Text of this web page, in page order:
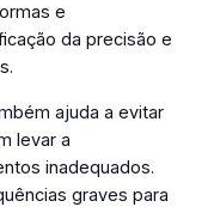
e
da precisão e
ajuda a evitar
levar a
inadequados.
graves para